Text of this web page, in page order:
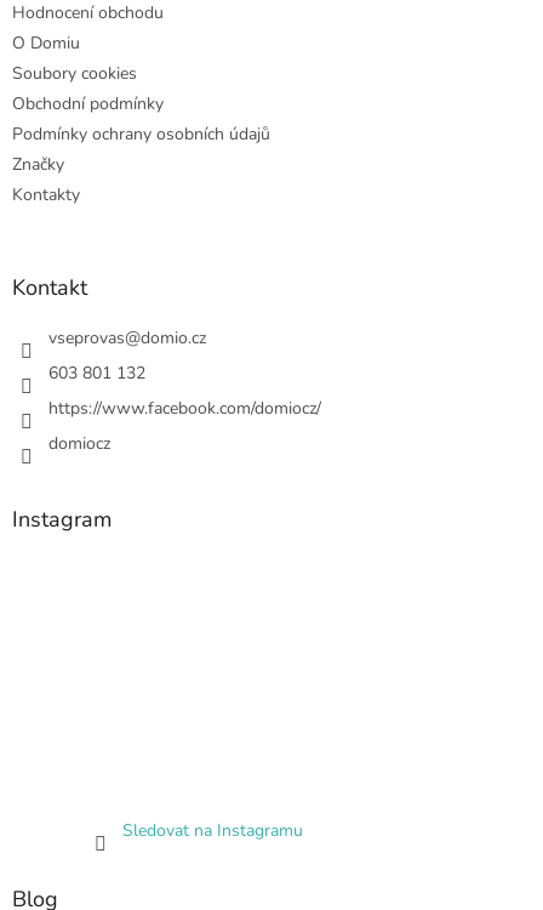
Hodnocení obchodu
O Domiu
Soubory cookies
Obchodní podmínky
Podmínky ochrany osobních údajů
Značky
Kontakty
Kontakt
vseprovas@domio.cz
603 801 132
https://www.facebook.com/domiocz/
domiocz
Instagram
Sledovat na Instagramu
Blog